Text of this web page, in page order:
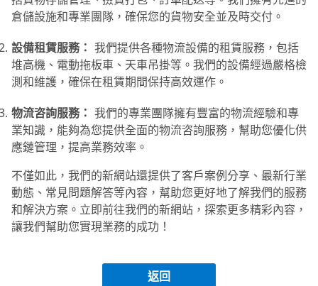
倉儲設施和專業團隊，確保您的貨物安全並及時交付。
設備租賃服務： 我們提供各種物流設備的租賃服務，包括
堆高機、電動拖板車、天車吊掛等。我們的設備經過嚴格檢
測和維護，確保在租賃期間保持高效運作。
物流咨詢服務： 我們的專業團隊擁有豐富的物流經驗和專
業知識，能夠為您提供全面的物流咨詢服務，幫助您優化供
應鏈管理，提高業務效率。
不僅如此，我們的新網站還提供了客戶案例分享、最新行業
動態、常見問題解答等內容，幫助您更好地了解我們的服務
和解決方案。立即前往我們的新網站，探索更多精彩內容，
讓我們幫助您實現業務的成功！
返回